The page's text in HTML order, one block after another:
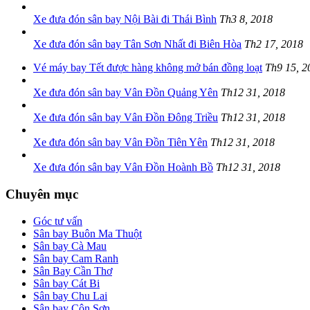
Xe đưa đón sân bay Nội Bài đi Thái Bình Th3 8, 2018
Xe đưa đón sân bay Tân Sơn Nhất đi Biên Hòa Th2 17, 2018
Vé máy bay Tết được hàng không mở bán đồng loạt Th9 15,
Xe đưa đón sân bay Vân Đồn Quảng Yên Th12 31, 2018
Xe đưa đón sân bay Vân Đồn Đông Triều Th12 31, 2018
Xe đưa đón sân bay Vân Đồn Tiên Yên Th12 31, 2018
Xe đưa đón sân bay Vân Đồn Hoành Bồ Th12 31, 2018
Chuyên mục
Góc tư vấn
Sân bay Buôn Ma Thuột
Sân bay Cà Mau
Sân bay Cam Ranh
Sân Bay Cần Thơ
Sân bay Cát Bi
Sân bay Chu Lai